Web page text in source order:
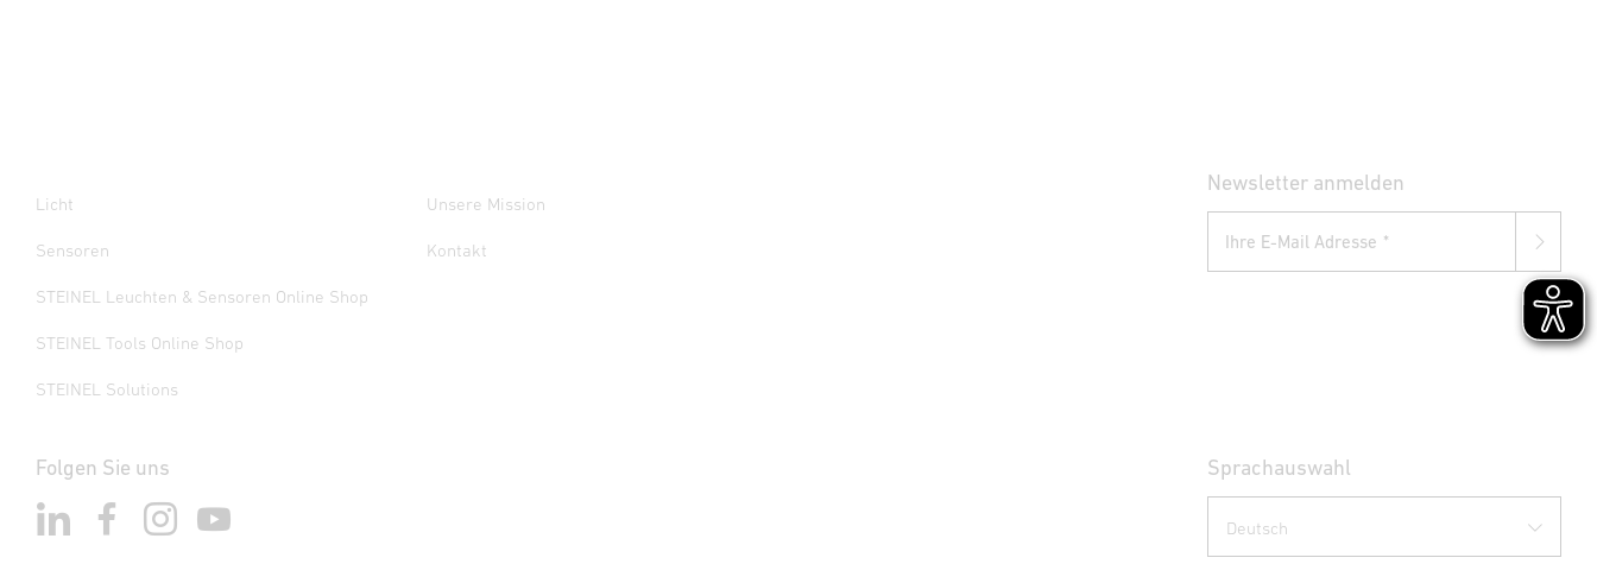
Licht
Sensoren
STEINEL Leuchten & Sensoren Online Shop
STEINEL Tools Online Shop
STEINEL Solutions
Unsere Mission
Kontakt
Newsletter anmelden
Ihre E-Mail Adresse
Folgen Sie uns Sprachauswahl